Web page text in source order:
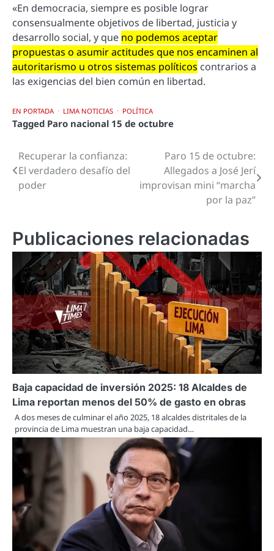
«En democracia, siempre es posible lograr
consensualmente objetivos de libertad, justicia y
desarrollo social, y que no podemos aceptar
propuestas o asumir actitudes que nos encaminen al
autoritarismo u otros sistemas políticos contrarios a
las exigencias del bien común en libertad.
EN PORTADA LIMA NOTICIAS POLÍTICA
Tagged Paro nacional 15 de octubre
Navegación
de
Recuperar la confianza:
El verdadero desafío del
poder
Paro 15 de octubre:
Allegados a José Jerí
improvisan mini “marcha
por la paz”
Publicaciones relacionadas
Baja capacidad de inversión 2025: 18 Alcaldes de
Lima reportan menos del 50% de gasto en obras
A dos meses de culminar el año 2025, 18 alcaldes distritales de la
provincia de Lima muestran una baja capacidad…